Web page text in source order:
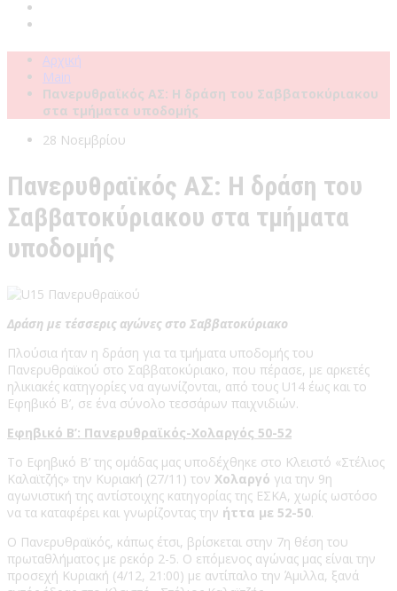
Αρχική
Main
Πανερυθραϊκός ΑΣ: Η δράση του Σαββατοκύριακου
στα τμήματα υποδομής
28 Νοεμβρίου
Πανερυθραϊκός ΑΣ: Η δράση του
Σαββατοκύριακου στα τμήματα
υποδομής
Δράση με τέσσερις αγώνες στο Σαββατοκύριακο
Πλούσια ήταν η δράση για τα τμήματα υποδομής του
Πανερυθραϊκού στο Σαββατοκύριακο, που πέρασε, με αρκετές
ηλικιακές κατηγορίες να αγωνίζονται, από τους U14 έως και το
Εφηβικό Β’, σε ένα σύνολο τεσσάρων παιχνιδιών.
Εφηβικό Β’: Πανερυθραϊκός-Χολαργός 50-52
Το Εφηβικό Β’ της ομάδας μας υποδέχθηκε στο Κλειστό «Στέλιος
Καλαϊτζής» την Κυριακή (27/11) τον Χολαργό για την 9η
αγωνιστική της αντίστοιχης κατηγορίας της ΕΣΚΑ, χωρίς ωστόσο
να τα καταφέρει και γνωρίζοντας την ήττα με 52-50.
Ο Πανερυθραϊκός, κάπως έτσι, βρίσκεται στην 7η θέση του
πρωταθλήματος με ρεκόρ 2-5. Ο επόμενος αγώνας μας είναι την
προσεχή Κυριακή (4/12, 21:00) με αντίπαλο την Άμιλλα, ξανά